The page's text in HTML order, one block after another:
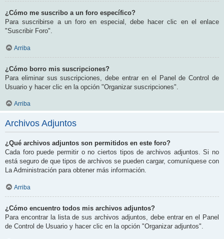
¿Cómo me suscribo a un foro específico?
Para suscribirse a un foro en especial, debe hacer clic en el enlace
"Suscribir Foro".
Arriba
¿Cómo borro mis suscripciones?
Para eliminar sus suscripciones, debe entrar en el Panel de Control de
Usuario y hacer clic en la opción "Organizar suscripciones".
Arriba
Archivos Adjuntos
¿Qué archivos adjuntos son permitidos en este foro?
Cada foro puede permitir o no ciertos tipos de archivos adjuntos. Si no
está seguro de que tipos de archivos se pueden cargar, comuníquese con
La Administración para obtener más información.
Arriba
¿Cómo encuentro todos mis archivos adjuntos?
Para encontrar la lista de sus archivos adjuntos, debe entrar en el Panel
de Control de Usuario y hacer clic en la opción "Organizar adjuntos".